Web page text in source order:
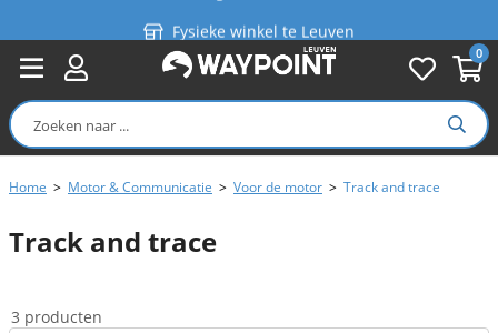
0
Fysieke winkel te Leuven
Persoonlijk advies
Gratis verzending in België vanaf €99
Home > Motor & Communicatie > Voor de motor > Track and trace
Track and trace
3 producten